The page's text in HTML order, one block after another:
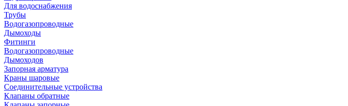
Для водоснабжения
Трубы
Водогазопроводные
Дымоходы
Фитинги
Водогазопроводные
Дымоходов
Запорная арматура
Краны шаровые
Соединительные устройства
Клапаны обратные